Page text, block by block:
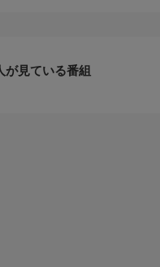
が見ている番組